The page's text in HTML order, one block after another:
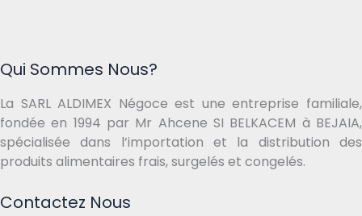
Qui Sommes Nous?
La SARL ALDIMEX Négoce est une entreprise familiale,
fondée en 1994 par Mr Ahcene SI BELKACEM à BEJAIA,
spécialisée dans l’importation et la distribution des
produits alimentaires frais, surgelés et congelés.
Contactez Nous